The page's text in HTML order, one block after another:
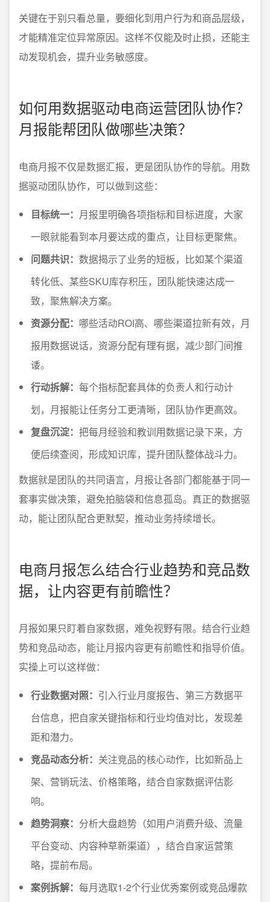
关键在于别只看总量，要细化到用户行为和商品层级，
才能精准定位异常原因。这样不仅能及时止损，还能主
动发现机会，提升业务敏感度。
如何用数据驱动电商运营团队协作？
月报能帮团队做哪些决策？
电商月报不仅是数据汇报，更是团队协作的导航。用数
据驱动团队协作，可以做到这些：
目标统一： 月报里明确各项指标和目标进度，大家
一眼就能看到本月要达成的重点，让目标更聚焦。
问题共识： 数据揭示了业务的短板，比如某个渠道
转化低、某些SKU库存积压，团队能快速达成一
致，聚焦解决方案。
资源分配： 哪些活动ROI高、哪些渠道拉新有效，月
报用数据说话，资源分配有理有据，减少部门间推
诿。
行动拆解： 每个指标配套具体的负责人和行动计
划，月报能让任务分工更清晰，团队协作更高效。
复盘沉淀： 把每月经验和教训用数据记录下来，方
便后续查阅，形成知识库，提升团队整体战斗力。
数据就是团队的共同语言，月报让各部门都能基于同一
套事实做决策，避免拍脑袋和信息孤岛。真正的数据驱
动，能让团队配合更默契，推动业务持续增长。
电商月报怎么结合行业趋势和竞品数
据，让内容更有前瞻性？
月报如果只盯着自家数据，难免视野有限。结合行业趋
势和竞品动态，能让月报内容更有前瞻性和指导价值。
实操上可以这样做：
行业数据对照： 引入行业月度报告、第三方数据平
台信息，把自家关键指标和行业均值对比，发现差
距和潜力。
竞品动态分析： 关注竞品的核心动作，比如新品上
架、营销玩法、价格策略，结合自家数据评估影
响。
趋势洞察： 分析大盘趋势（如用户消费升级、流量
平台变动、内容种草新渠道），结合自家运营策
略，提前布局。
案例拆解： 每月选取1-2个行业优秀案例或竞品爆款